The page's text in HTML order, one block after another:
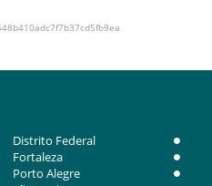
Distrito Federal
Fortaleza
Porto Alegre